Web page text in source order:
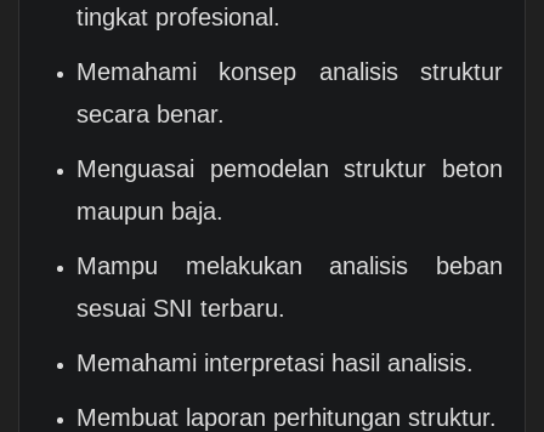
tingkat profesional.
Memahami konsep analisis struktur
secara benar.
Menguasai pemodelan struktur beton
maupun baja.
Mampu melakukan analisis beban
sesuai SNI terbaru.
Memahami interpretasi hasil analisis.
Membuat laporan perhitungan struktur.